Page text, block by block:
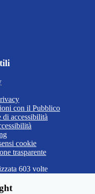
con il Pubblico
accessibilità
cookie
trasparente
603 volte